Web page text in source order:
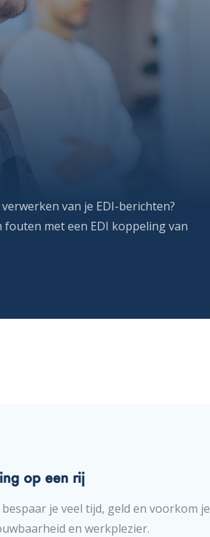
van je EDI-berichten?
met een EDI koppeling van
op een rij
je veel tijd, geld en voorkom je
en werkplezier.